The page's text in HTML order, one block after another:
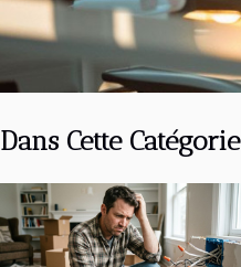
Dans Cette Catégorie